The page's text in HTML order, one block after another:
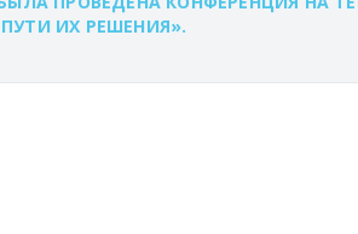
ИХ РЕШЕНИЯ».